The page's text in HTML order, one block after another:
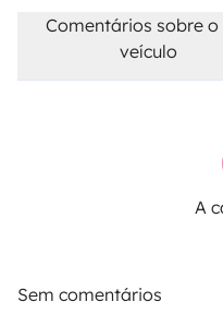
Comentários sobre o
veículo
A
Sem comentários